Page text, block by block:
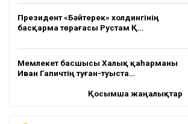
Президент «Бәйтерек» холдингінің
басқарма төрағасы Рустам Қ…
Мемлекет басшысы Халық қаһарманы
Иван Гапичтің туған-туыста…
Қосымша жаңалықтар